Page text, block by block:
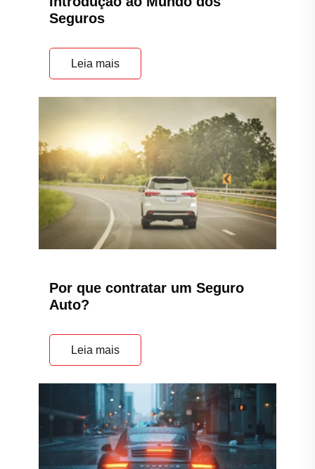
Seguros
Leia mais
Por que contratar um Seguro
Auto?
Leia mais